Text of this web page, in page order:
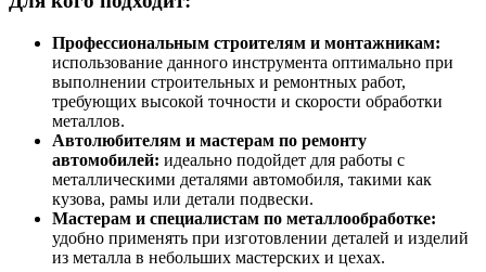
Профессиональным строителям и монтажникам:
использование данного инструмента оптимально при
выполнении строительных и ремонтных работ,
требующих высокой точности и скорости обработки
металлов.
Автолюбителям и мастерам по ремонту
автомобилей: идеально подойдет для работы с
металлическими деталями автомобиля, такими как
кузова, рамы или детали подвески.
Мастерам и специалистам по металлообработке:
удобно применять при изготовлении деталей и изделий
из металла в небольших мастерских и цехах.